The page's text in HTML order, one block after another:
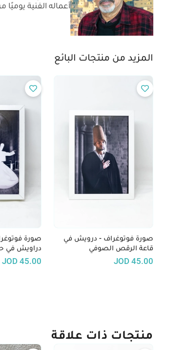
أعماله الفنية
المزيد من منتجات البائع
صورة فوتوغراف - درويش في
قاعة الرقص الصوفي
45.00
JOD
صورة
دراويش في
الصوفي
45.00
JOD
منتجات ذات علاقة